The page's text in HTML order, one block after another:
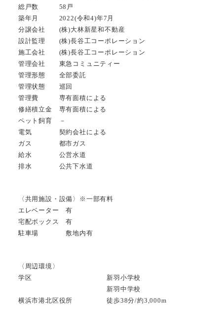
総戸数 58戸
築年月 2022(令和4)年7月
分譲会社 (株)大林新星和不動産
設計監理 (株)長谷工コーポレーション
施工会社 (株)長谷工コーポレーション
管理会社 東急コミュニティー
管理形態 全部委託
管理状態 巡回
管理費 専有面積による
修繕積立金 専有面積による
ペット飼育 －
電気 契約会社による
ガス 都市ガス
給水 公営水道
排水 公共下水道
〈共用施設・設備〉※一部有料
エレベーター 有
宅配ボックス 有
駐車場 敷地内有
〈周辺環境〉
学区 新羽小学校
新羽中学校
横浜市港北区役所 徒歩38分/約3,000m